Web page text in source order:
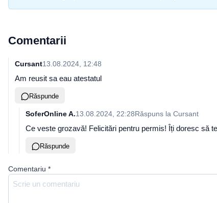
Comentarii
Cursant13.08.2024, 12:48
Am reusit sa eau atestatul
Răspunde
SoferOnline A.13.08.2024, 22:28Răspuns la Cursant
Ce veste grozavă! Felicitări pentru permis! Îți doresc să
Răspunde
Comentariu *